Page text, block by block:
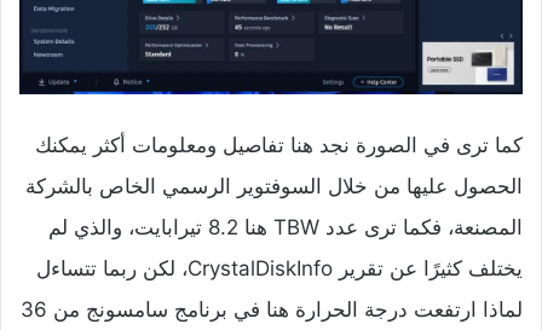
كما ترى في الصورة نجد هنا تفاصيل ومعلومات أكثر يمكنك
الحصول عليها من خلال السوفتوير الرسمي الخاص بالشركة
المصنعة، فكما ترى عدد TBW هنا 8.2 تيرابايت، والذي لم
يختلف كثيرًا عن تقرير CrystalDiskInfo، لكن ربما تتساءل
لماذا ارتفعت درجة الحرارة هنا في برنامج سامسونج من 36